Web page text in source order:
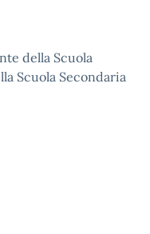
della Scuola
Scuola Secondaria